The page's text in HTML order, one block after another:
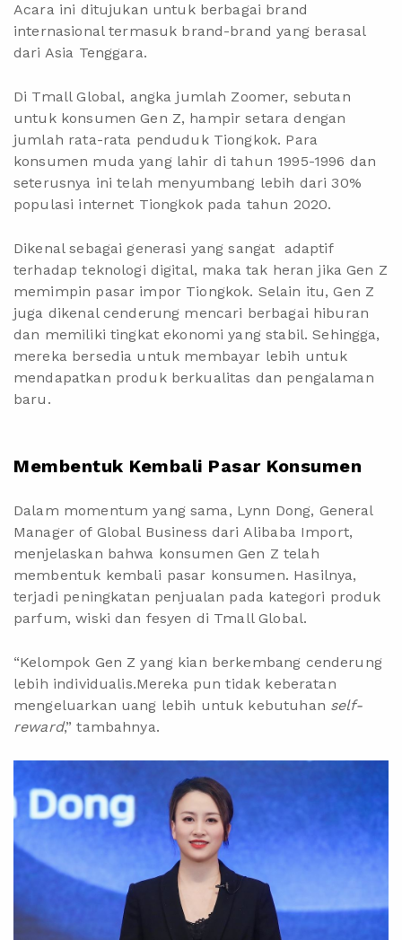
Acara ini ditujukan untuk berbagai brand
internasional termasuk brand-brand yang berasal
dari Asia Tenggara.
Di Tmall Global, angka jumlah Zoomer, sebutan
untuk konsumen Gen Z, hampir setara dengan
jumlah rata-rata penduduk Tiongkok. Para
konsumen muda yang lahir di tahun 1995-1996 dan
seterusnya ini telah menyumbang lebih dari 30%
populasi internet Tiongkok pada tahun 2020.
Dikenal sebagai generasi yang sangat adaptif
terhadap teknologi digital, maka tak heran jika Gen Z
memimpin pasar impor Tiongkok. Selain itu, Gen Z
juga dikenal cenderung mencari berbagai hiburan
dan memiliki tingkat ekonomi yang stabil. Sehingga,
mereka bersedia untuk membayar lebih untuk
mendapatkan produk berkualitas dan pengalaman
baru.
Membentuk Kembali Pasar Konsumen
Dalam momentum yang sama, Lynn Dong, General
Manager of Global Business dari Alibaba Import,
menjelaskan bahwa konsumen Gen Z telah
membentuk kembali pasar konsumen. Hasilnya,
terjadi peningkatan penjualan pada kategori produk
parfum, wiski dan fesyen di Tmall Global.
“Kelompok Gen Z yang kian berkembang cenderung
lebih individualis.Mereka pun tidak keberatan
mengeluarkan uang lebih untuk kebutuhan self-
reward,” tambahnya.